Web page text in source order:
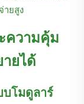
ายสูง
ความคุ้ม
ยได้
บโมดูลาร์